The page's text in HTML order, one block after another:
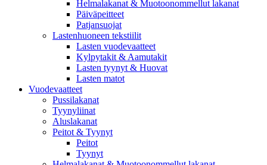
Helmalakanat & Muotoonommellut lakanat
Päiväpeitteet
Patjansuojat
Lastenhuoneen tekstiilit
Lasten vuodevaatteet
Kylpytakit & Aamutakit
Lasten tyynyt & Huovat
Lasten matot
Vuodevaatteet
Pussilakanat
Tyynyliinat
Aluslakanat
Peitot & Tyynyt
Peitot
Tyynyt